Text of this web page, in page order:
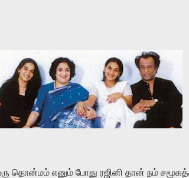
தொன்மம் எனும் போது ரஜினி தான் நம்